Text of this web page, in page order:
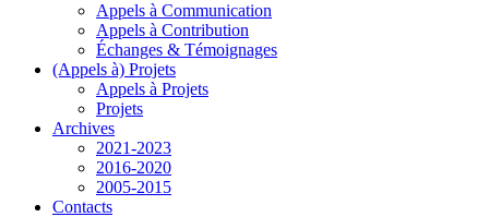
Appels à Communication
Appels à Contribution
Échanges & Témoignages
(Appels à) Projets
Appels à Projets
Projets
Archives
2021-2023
2016-2020
2005-2015
Contacts